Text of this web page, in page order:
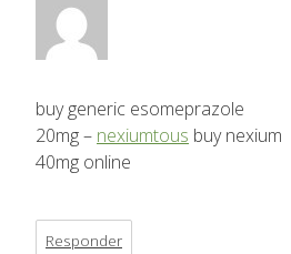
buy generic esomeprazole
20mg – nexiumtous buy nexium
40mg online
Responder